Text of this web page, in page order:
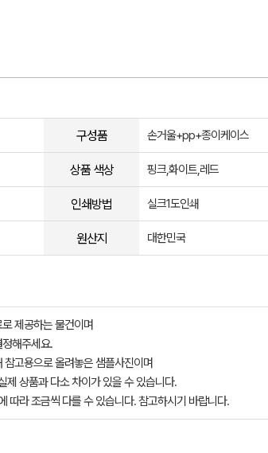
구성품 손거울+pp+종이케이스
상품 색상 핑크,화이트,레드
인쇄방법 실크1도인쇄
원산지 대한민국
제공하는 물건이며
해주세요.
고용으로 올려놓은 샘플사진이며
제 상품과 다소 차이가 있을 수 있습니다.
따라 조금씩 다를 수 있습니다. 참고하시기 바랍니다.